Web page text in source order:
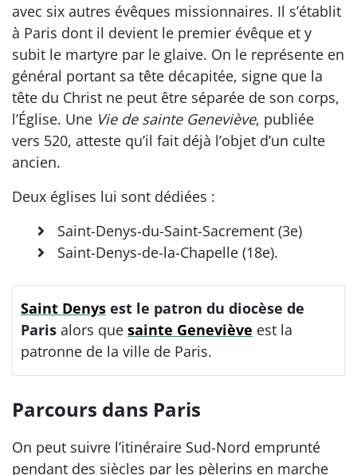
avec six autres évêques missionnaires. Il s’établit
à Paris dont il devient le premier évêque et y
subit le martyre par le glaive. On le représente en
général portant sa tête décapitée, signe que la
tête du Christ ne peut être séparée de son corps,
l’Église. Une Vie de sainte Geneviève, publiée
vers 520, atteste qu’il fait déjà l’objet d’un culte
ancien.
Deux églises lui sont dédiées :
Saint-Denys-du-Saint-Sacrement (3e)
Saint-Denys-de-la-Chapelle (18e).
Saint Denys est le patron du diocèse de
Paris alors que sainte Geneviève est la
patronne de la ville de Paris.
Parcours dans Paris
On peut suivre l’itinéraire Sud-Nord emprunté
pendant des siècles par les pèlerins en marche